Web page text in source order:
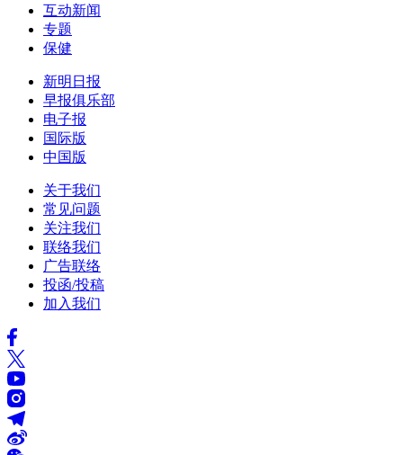
互动新闻
专题
保健
新明日报
早报俱乐部
电子报
国际版
中国版
关于我们
常见问题
关注我们
联络我们
广告联络
投函/投稿
加入我们